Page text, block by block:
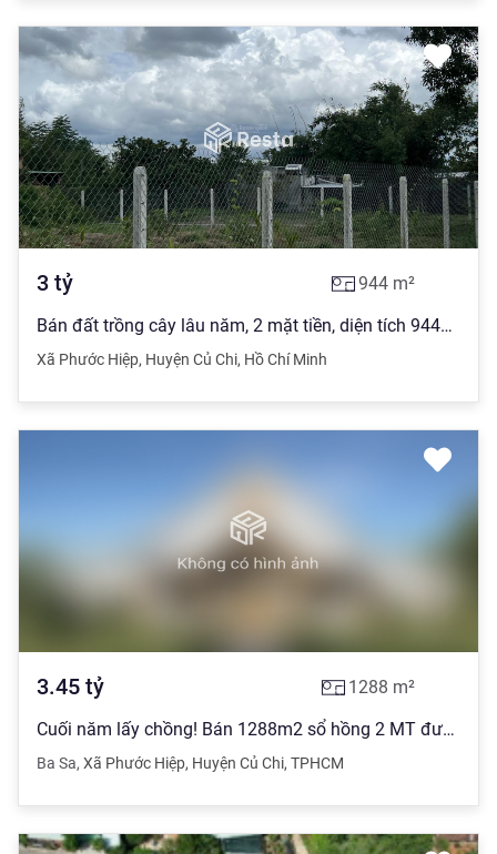
3 tỷ 944 m²
Bán đất trồng cây lâu năm, 2 mặt tiền, diện tích 944m2
Xã Phước Hiệp, Huyện Củ Chi, Hồ Chí Minh
3.45 tỷ 1288 m²
Cuối năm lấy chồng! Bán 1288m2 sổ hồng 2 MT đường BA SA giao TỈNH LỘ 2
Ba Sa, Xã Phước Hiệp, Huyện Củ Chi, TPHCM